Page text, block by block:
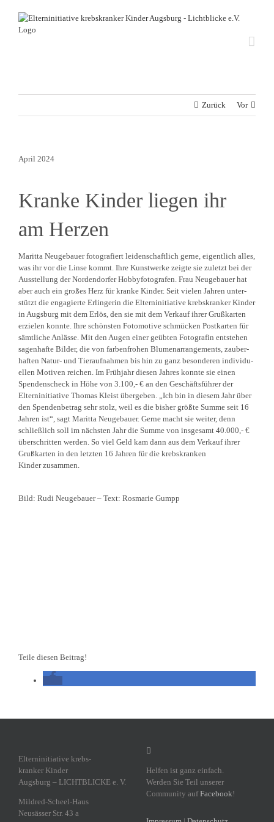
springen
Zurück Vor
April 2024
Kranke Kinder liegen ihr
am Herzen
Maritta Neuge­bauer fotogra­fiert leiden­schaftlich gerne, eigentlich alles,
was ihr vor die Linse kommt. Ihre Kunst­werke zeigte sie zuletzt bei der
Ausstellung der Norden­dorfer Hobby­fo­to­grafen. Frau Neuge­bauer hat
aber auch ein großes Herz für kranke Kinder. Seit vielen Jahren unter­
stützt die engagierte Erlin­gerin die Eltern­in­itiative krebs­kranker Kinder
in Augsburg mit dem Erlös, den sie mit dem Verkauf ihrer Grußkarten
erzielen konnte. Ihre schönsten Fotomotive schmücken Postkarten für
sämtliche Anlässe. Mit den Augen einer geübten Fotografin entstehen
sagen­hafte Bilder, die von farben­frohen Blumen­ar­ran­ge­ments, zauber­
haften Natur- und Tierauf­nahmen bis hin zu ganz beson­deren indivi­du­
ellen Motiven reichen. Im Frühjahr diesen Jahres konnte sie einen
Spenden­scheck in Höhe von 3.100,- € an den Geschäfts­führer der
Eltern­in­itiative Thomas Kleist übergeben. „Ich bin in diesem Jahr über
den Spenden­betrag sehr stolz, weil es die bisher größte Summe seit 16
Jahren ist“, sagt Maritta Neuge­bauer. Gerne macht sie weiter, denn
schließlich soll im nächsten Jahr die Summe von insgesamt 40.000,- €
überschritten werden. So viel Geld kam dann aus dem Verkauf ihrer
Grußkarten in den letzten 16 Jahren für die krebs­kranken
Kinder zusammen.
Bild: Rudi Neuge­bauer – Text: Rosmarie Gumpp
Teile diesen Beitrag!
Eltern­in­itiative krebs­
kranker Kinder
Augsburg – LICHTBLICKE e. V.
Mildred-Scheel-Haus
Neusässer Str. 43 a
Helfen ist ganz einfach.
Werden Sie Teil unserer
Community aufFacebook!